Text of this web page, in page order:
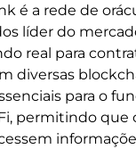
é a rede de
líder do
real para
diversas
para o
permitindo que